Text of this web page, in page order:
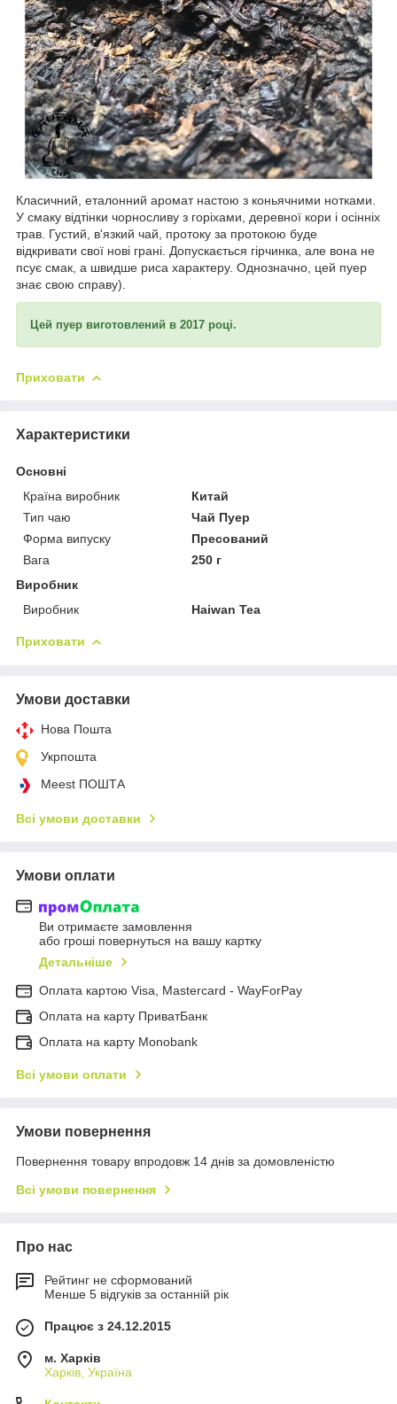
Класичний, еталонний аромат настою з коньячними нотками.
У смаку відтінки чорносливу з горіхами, деревної кори і осінніх
трав. Густий, в'язкий чай, протоку за протокою буде
відкривати свої нові грані. Допускається гірчинка, але вона не
псує смак, а швидше риса характеру. Однозначно, цей пуер
знає свою справу).
Цей пуер виготовлений в 2017 році.
Приховати
Характеристики
Основні
Країна виробник
Китай
Тип чаю
Чай Пуер
Форма випуску
Пресований
Вага
250 г
Виробник
Виробник
Haiwan Tea
Приховати
Умови доставки
Нова Пошта
Укрпошта
Meest ПОШТА
Всі умови доставки
Умови оплати
Ви отримаєте замовлення
або гроші повернуться на вашу картку
Детальніше
Оплата картою Visa, Mastercard - WayForPay
Оплата на карту ПриватБанк
Оплата на карту Monobank
Всі умови оплати
Умови повернення
Повернення товару впродовж 14 днів за домовленістю
Всі умови повернення
Про нас
Рейтинг не сформований
Менше 5 відгуків за останній рік
Працює з 24.12.2015
м. Харків
Харків, Україна